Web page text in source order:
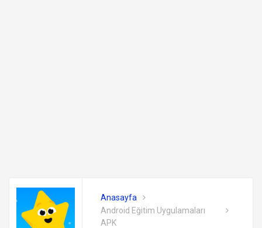
Anasayfa
Android Eğitim Uygulamaları
APK